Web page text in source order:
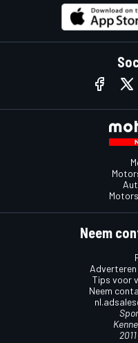
Neem
Tips voor
Neem